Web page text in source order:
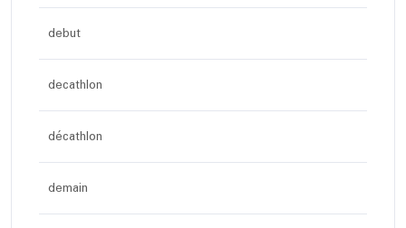
debut
decathlon
décathlon
demain